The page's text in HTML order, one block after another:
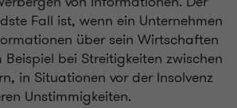
Fall ist, wenn ein Unternehmen
über sein Wirtschaften
bei Streitigkeiten zwischen
in Situationen vor der Insolvenz
Unstimmigkeiten.